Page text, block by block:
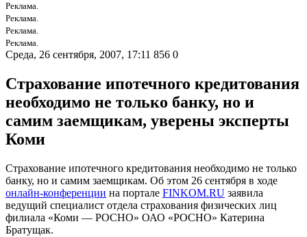
Реклама.
Реклама.
Реклама.
Реклама.
Среда, 26 сентября, 2007, 17:11 856 0
Страхование ипотечного кредитования
необходимо не только банку, но и
самим заемщикам, уверены эксперты
Коми
Страхование ипотечного кредитования необходимо не только
банку, но и самим заемщикам. Об этом 26 сентября в ходе
онлайн-конференции на портале FINKOM.RU заявила
ведущий специалист отдела страхования физических лиц
филиала «Коми — РОСНО» ОАО «РОСНО» Катерина
Братущак.